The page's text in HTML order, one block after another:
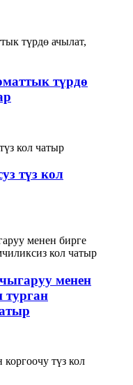
түрдө
түз кол
менен
турган